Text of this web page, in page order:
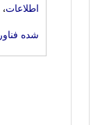
اطلاعات
شده